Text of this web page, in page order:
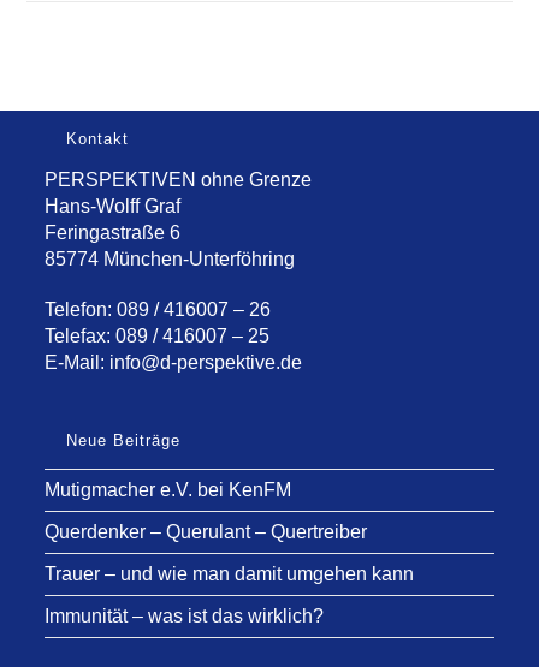
Kontakt
PERSPEKTIVEN ohne Grenze
Hans-Wolff Graf
Feringastraße 6
85774 München-Unterföhring
Telefon: 089 / 416007 – 26
Telefax: 089 / 416007 – 25
E-Mail: info@d-perspektive.de
Neue Beiträge
Mutigmacher e.V. bei KenFM
Querdenker – Querulant – Quertreiber
Trauer – und wie man damit umgehen kann
Immunität – was ist das wirklich?